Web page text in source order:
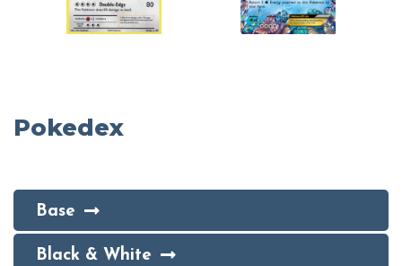
Pokedex
Base
Black & White